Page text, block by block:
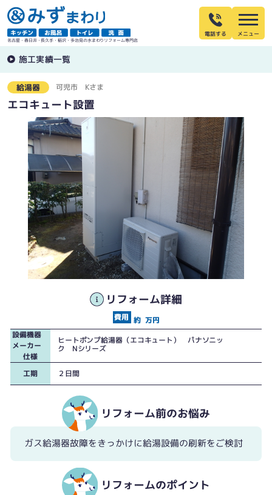
名古屋・春日井・長久手・稲沢・多治見の水まわりリフォーム専門店
電話する
施工実績一覧
給湯器 可児市 Kさま
エコキュート設置
リフォーム詳細
約 万円
設備機器
メーカー
仕様
ヒートポンプ給湯器（エコキュート） パナソニッ
ク Nシリーズ
工期 ２日間
リフォーム前のお悩み
ガス給湯器故障をきっかけに給湯設備の刷新をご検討
リフォームのポイント
故障してしまったガス給湯器
高効率でお湯を沸かすので光熱費削減効果抜群です。